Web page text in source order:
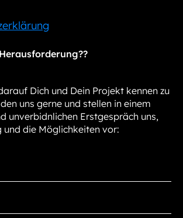
Dich und Dein Projekt kennen zu
uns gerne und stellen in einem
unverbidnlichen Erstgespräch uns,
und die Möglichkeiten vor: